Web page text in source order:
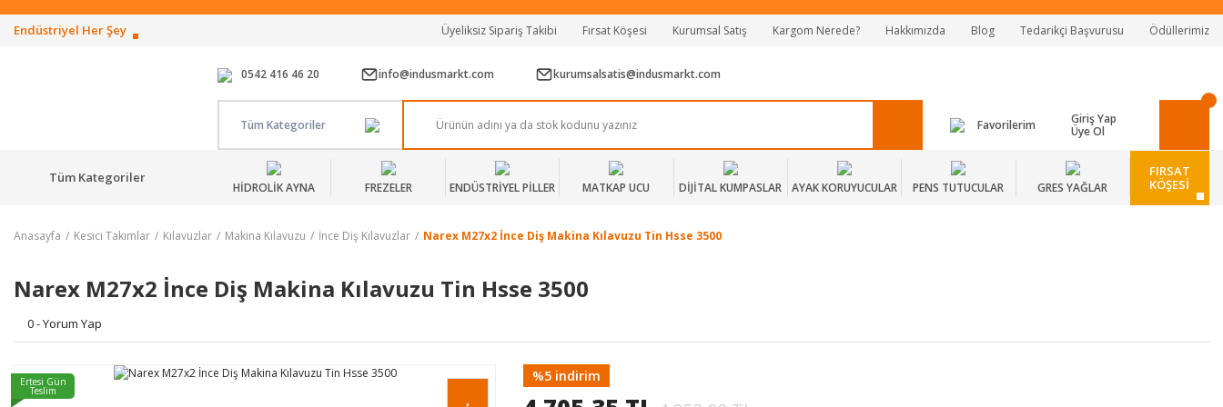
Tüm Alışverişlerde Vade Farksız 2 Taksit!
Mağazadan Teslim & Kolay İade
Endüstriyel Her Şey Üyeliksiz Sipariş Takibi Fırsat Köşesi Kurumsal Satış Kargom Nerede? Hakkımızda Blog Tedarikçi Başvurusu Ödüllerimiz
0542 416 46 20 info@indusmarkt.com kurumsalsatis@indusmarkt.com
Tüm Kategoriler Favorilerim
Giriş Yap
Üye Ol
Tüm Kategoriler
HİDROLİK AYNA FREZELER ENDÜSTRİYEL PİLLER MATKAP UCU DİJİTAL KUMPASLAR AYAK KORUYUCULAR PENS TUTUCULAR GRES YAĞLAR
FIRSAT
KÖŞESİ
Anasayfa Kesici Takımlar Kılavuzlar Makina Kılavuzu İnce Diş Kılavuzlar Narex M27x2 İnce Diş Makina Kılavuzu Tin Hsse 3500
Narex M27x2 İnce Diş Makina Kılavuzu Tin Hsse 3500
0 - Yorum Yap
Ertesi Gün
Teslim
%5 indirim